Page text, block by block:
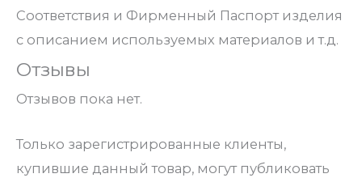
Соответствия и Фирменный Паспорт изделия
с описанием используемых материалов и т.д.
Отзывы
Отзывов пока нет.
Только зарегистрированные клиенты,
купившие данный товар, могут публиковать